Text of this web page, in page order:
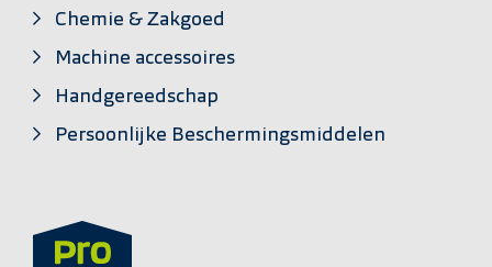
Chemie & Zakgoed
Machine accessoires
Handgereedschap
Persoonlijke Beschermingsmiddelen